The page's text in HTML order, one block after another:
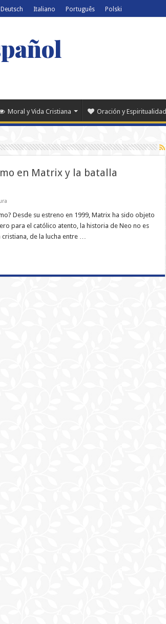
Deutsch Italiano Português Polski
Moral y Vida Cristiana Oración y Espiritualidad
en Matrix y la batalla
Desde su estreno en 1999, Matrix ha sido objeto
para el católico atento, la historia de Neo no es
cristiana, de la lucha entre …